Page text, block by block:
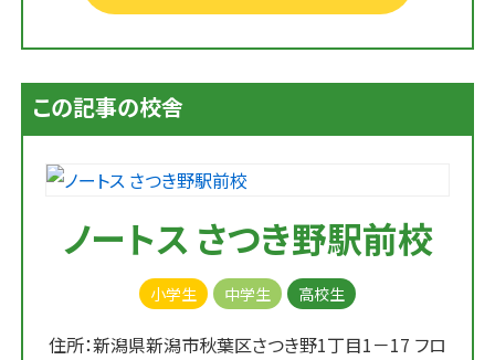
この記事の校舎
ノートス さつき野駅前校
小学生 中学生 高校生
住所：新潟県新潟市秋葉区さつき野1丁目1－17 フロ